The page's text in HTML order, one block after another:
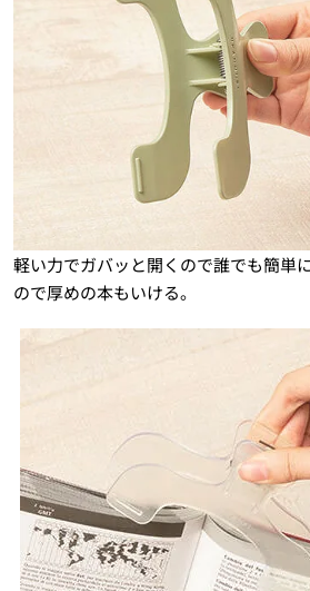
軽い力でガバッと開くので誰でも簡単
ので厚めの本もいける。